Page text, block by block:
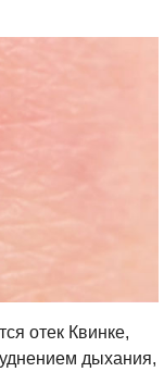
отек Квинке,
дыхания,